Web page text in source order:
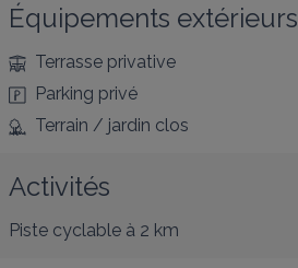
Équipements extérieurs
Terrasse privative
Parking privé
Terrain / jardin clos
Activités
Piste cyclable à 2 km